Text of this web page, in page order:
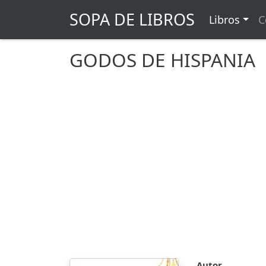
SOPA DE LIBROS Libros
GODOS DE HISPANIA